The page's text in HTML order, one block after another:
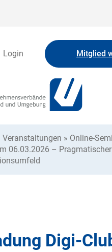
Login Mitglied
Veranstaltungen » Online-
06.03.2026 –
Digi-